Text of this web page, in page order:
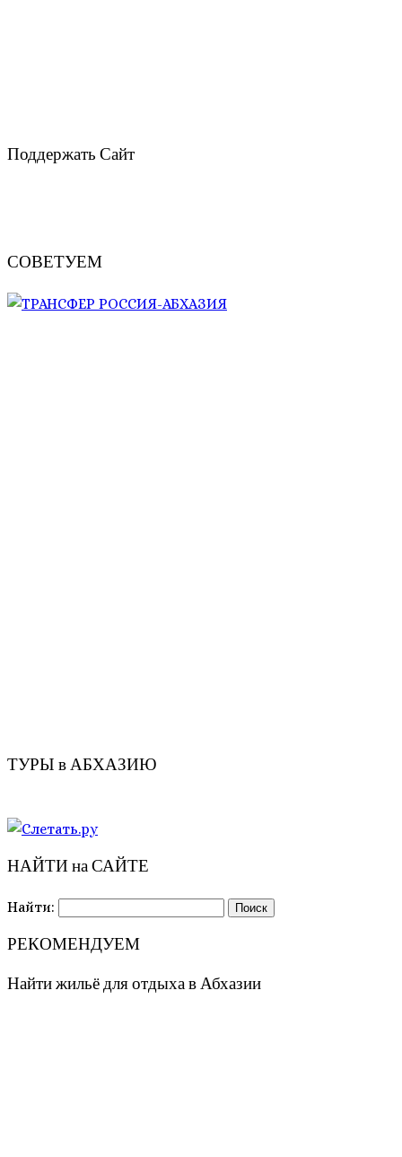
Поддержать Сайт
СОВЕТУЕМ
ТУРЫ в АБХАЗИЮ
НАЙТИ на САЙТЕ
Найти:
РЕКОМЕНДУЕМ
Найти жильё для отдыха в Абхазии